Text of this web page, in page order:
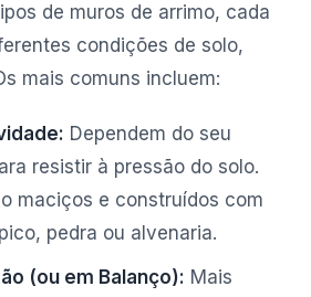
de muros de arrimo, cada
condições de solo,
mais comuns incluem:
Dependem do seu
resistir à pressão do solo.
maciços e construídos com
pedra ou alvenaria.
(ou em Balanço): Mais